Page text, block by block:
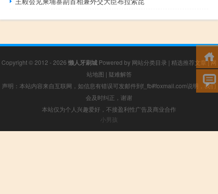
Copyright © 2012 - 2026 懒人牙刷城 Powered by 网站分类目录 | 精选推荐文章|网
站地图 | 疑难解答
声明：本站内容来自互联网，如信息有错误可发邮件到f_fb#foxmail.com说明，我们
会及时纠正，谢谢
本站仅为个人兴趣爱好，不接盈利性广告及商业合作
小男孩